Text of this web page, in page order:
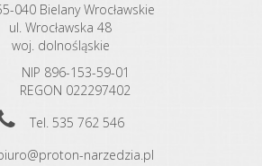
040 Bielany Wrocławskie
ul. Wrocławska 48
woj. dolnośląskie
NIP 896-153-59-01
REGON 022297402
Tel. 535 762 546
narzedzia.pl